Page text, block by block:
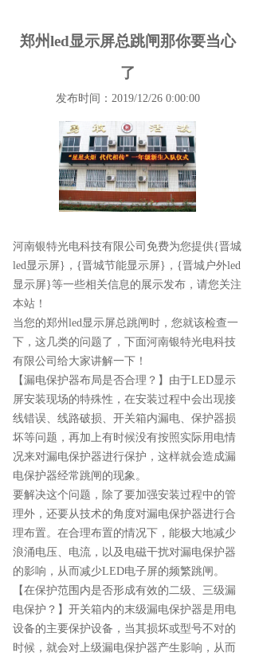
郑州led显示屏总跳闸那你要当心
了
发布时间：2019/12/26 0:00:00
河南银特光电科技有限公司免费为您提供{晋城
led显示屏} ，{晋城节能显示屏}，{晋城户外led
显示屏}等一些相关信息的展示发布，请您关注
本站！
当您的郑州led显示屏总跳闸时，您就该检查一
下，这几类的问题了，下面河南银特光电科技
有限公司给大家讲解一下！
【漏电保护器布局是否合理？】由于LED显示
屏安装现场的特殊性，在安装过程中会出现接
线错误、线路破损、开关箱内漏电、保护器损
坏等问题，再加上有时候没有按照实际用电情
况来对漏电保护器进行保护，这样就会造成漏
电保护器经常跳闸的现象。
要解决这个问题，除了要加强安装过程中的管
理外，还要从技术的角度对漏电保护器进行合
理布置。在合理布置的情况下，能极大地减少
浪涌电压、电流，以及电磁干扰对漏电保护器
的影响，从而减少LED电子屏的频繁跳闸。
【在保护范围内是否形成有效的二级、三级漏
电保护？】开关箱内的末级漏电保护器是用电
设备的主要保护设备，当其损坏或型号不对的
时候，就会对上级漏电保护器产生影响，从而